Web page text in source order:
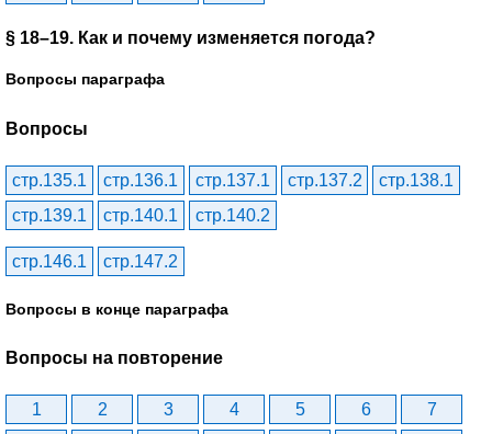
§ 18–19. Как и почему изменяется погода?
Вопросы параграфа
Вопросы
стр.135.1 стр.136.1 стр.137.1 стр.137.2
стр.138.1
стр.139.1
стр.140.1 стр.140.2
стр.146.1 стр.147.2
Вопросы в конце параграфа
Вопросы на повторение
1 2 3 4 5 6
7